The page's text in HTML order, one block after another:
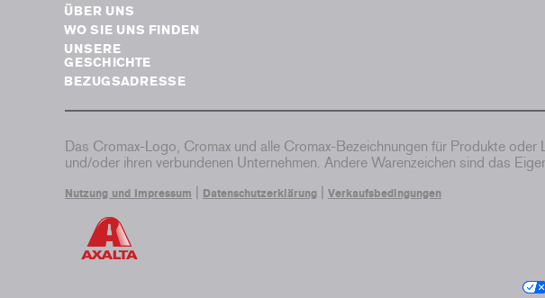
ÜBER UNS
WO SIE UNS FINDEN
UNSERE
GESCHICHTE
BEZUGSADRESSE
Das Cromax-Logo, Cromax und alle Cromax-Bezeichnungen für Produkte
und/oder ihren verbundenen Unternehmen. Andere Warenzeichen sind das
Nutzung und Impressum Datenschutzerklärung Verkaufsbedingungen